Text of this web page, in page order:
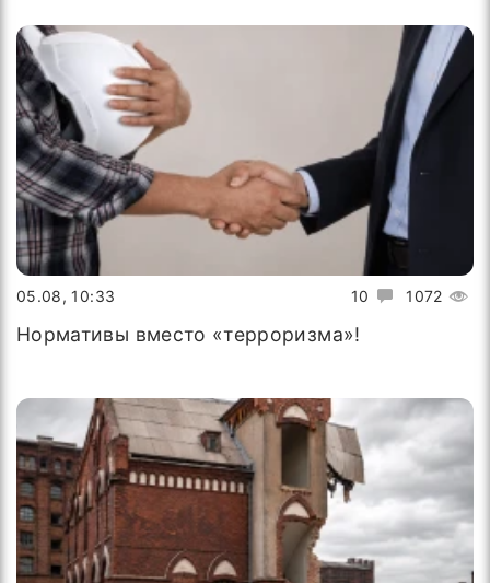
10 1072
05.08, 10:33
Нормативы вместо «терроризма»!